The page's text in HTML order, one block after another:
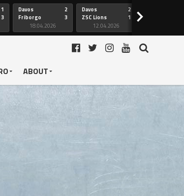
1
3
Davos
Friborgo
2
3
18.04.2026
Davos
ZSC Lions
2
1
12.04.2026
>
ABOUT